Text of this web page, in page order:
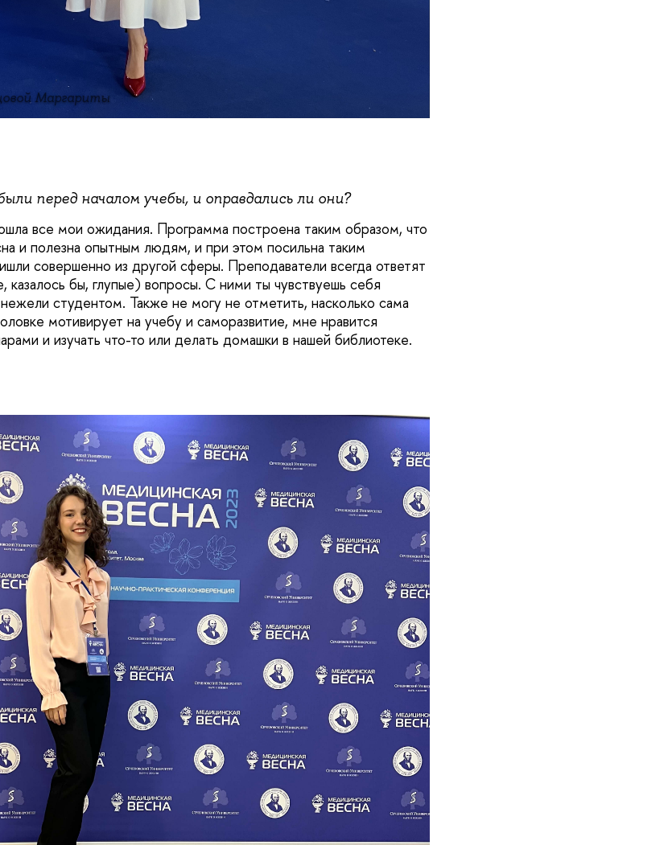
Маргариты
перед началом учебы, и оправдались ли они?
все мои ожидания. Программа построена таким образом, что
и полезна опытным людям, и при этом посильна таким
совершенно из другой сферы. Преподаватели всегда ответят
бы, глупые) вопросы. С ними ты чувствуешь себя
студентом. Также не могу не отметить, насколько сама
мотивирует на учебу и саморазвитие, мне нравится
и изучать что-то или делать домашки в нашей библиотеке.